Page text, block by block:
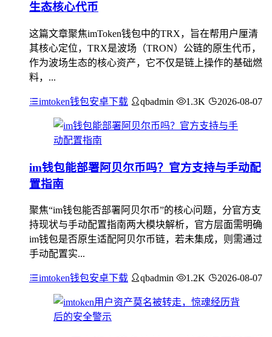
生态核心代币
这篇文章聚焦imToken钱包中的TRX，旨在帮用户厘清
其核心定位，TRX是波场（TRON）公链的原生代币，
作为波场生态的核心资产，它不仅是链上操作的基础燃
料，...
imtoken钱包安卓下载 qbadmin 1.3K 2026-08-07
im钱包能部署阿贝尔币吗？官方支持与手动配
置指南
聚焦“im钱包能否部署阿贝尔币”的核心问题，分官方支
持现状与手动配置指南两大模块解析，官方层面需明确
im钱包是否原生适配阿贝尔币链，若未集成，则需通过
手动配置实...
imtoken钱包安卓下载 qbadmin 1.2K 2026-08-07